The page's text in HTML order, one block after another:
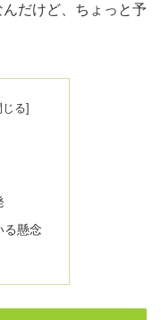
だけど、ちょっと予
る懸念